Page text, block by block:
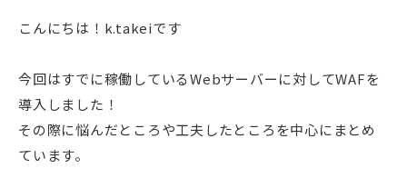
こんにちは！k.takeiです
今回はすでに稼働しているWebサーバーに対してWAFを
導入しました！
その際に悩んだところや工夫したところを中心にまとめ
ています。